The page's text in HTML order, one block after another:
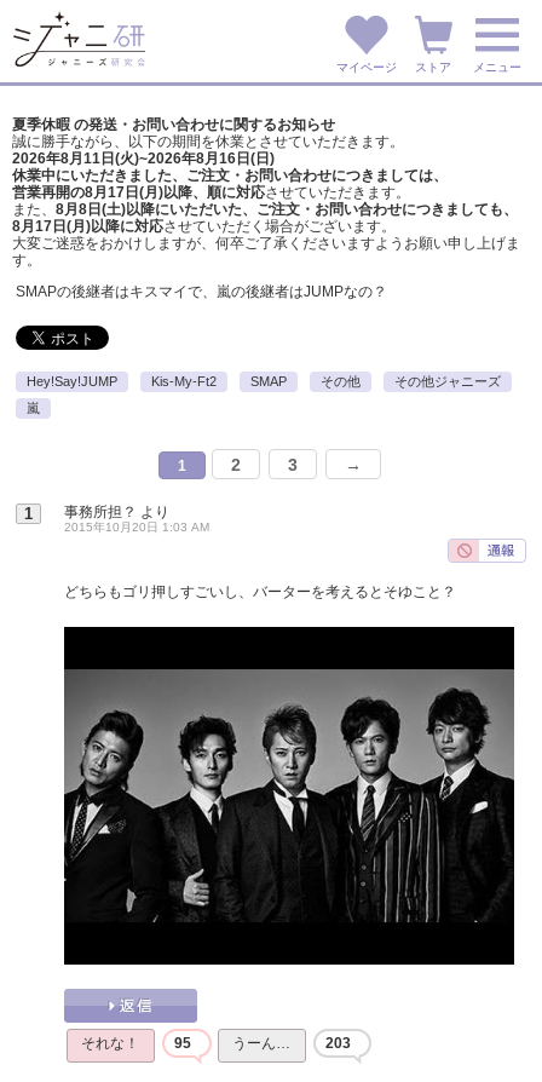
マイページ ストア メニュー
夏季休暇 の発送・お問い合わせに関するお知らせ
誠に勝手ながら、以下の期間を休業とさせていただきます。
2026年8月11日(火)~2026年8月16日(日)
休業中にいただきました、ご注文・お問い合わせにつきましては、
営業再開の8月17日(月)以降、順に対応させていただきます。
また、 8月8日(土)以降にいただいた、ご注文・ お問い合わせにつきましても、
8月17日(月)以降に対応させていただく場合がございます。
大変ご迷惑をおかけしますが、 何卒ご了承くださいますようお願い申し上げま
す。
SMAPの後継者はキスマイで、嵐の後継者はJUMPなの？
Hey!Say!JUMP Kis-My-Ft2 SMAP その他
その他ジャニーズ
嵐
1 2 3 →
1 事務所担？ より
2015年10月20日 1:03 AM
どちらもゴリ押しすごいし、バーターを考えるとそゆこと？
それな！ 95 うーん… 203